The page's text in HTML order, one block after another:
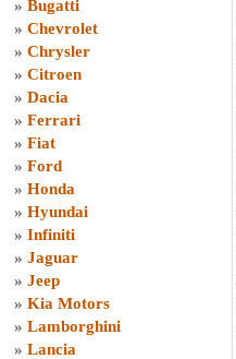
» Bugatti
» Chevrolet
» Chrysler
» Citroen
» Dacia
» Ferrari
» Fiat
» Ford
» Honda
» Hyundai
» Infiniti
» Jaguar
» Jeep
» Kia Motors
» Lamborghini
» Lancia